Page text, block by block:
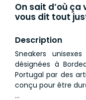
On sait d’où ça
vous dit tout
Description
Sneakers
désignées à
Portugal par des
conçu pour être